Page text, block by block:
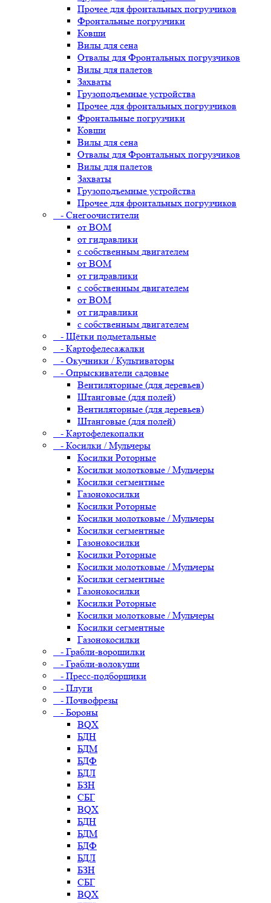
Прочее для фронтальных погрузчиков
Фронтальные погрузчики
Ковши
Вилы для сена
Отвалы для Фронтальных погрузчиков
Вилы для палетов
Захваты
Грузоподъемные устройства
Прочее для фронтальных погрузчиков
Фронтальные погрузчики
Ковши
Вилы для сена
Отвалы для Фронтальных погрузчиков
Вилы для палетов
Захваты
Грузоподъемные устройства
Прочее для фронтальных погрузчиков
- Снегоочистители
от ВОМ
от гидравлики
с собственным двигателем
от ВОМ
от гидравлики
с собственным двигателем
от ВОМ
от гидравлики
с собственным двигателем
- Щётки подметальные
- Картофелесажалки
- Окучники / Культиваторы
- Опрыскиватели садовые
Вентиляторные (для деревьев)
Штанговые (для полей)
Вентиляторные (для деревьев)
Штанговые (для полей)
- Картофелекопалки
- Косилки / Мульчеры
Косилки Роторные
Косилки молотковые / Мульчеры
Косилки сегментные
Газонокосилки
Косилки Роторные
Косилки молотковые / Мульчеры
Косилки сегментные
Газонокосилки
Косилки Роторные
Косилки молотковые / Мульчеры
Косилки сегментные
Газонокосилки
Косилки Роторные
Косилки молотковые / Мульчеры
Косилки сегментные
Газонокосилки
- Грабли-ворошилки
- Грабли-волокуши
- Пресс-подборщики
- Плуги
- Почвофрезы
- Бороны
BQX
БДН
БДМ
БДФ
БДЛ
БЗН
СБГ
BQX
БДН
БДМ
БДФ
БДЛ
БЗН
СБГ
BQX